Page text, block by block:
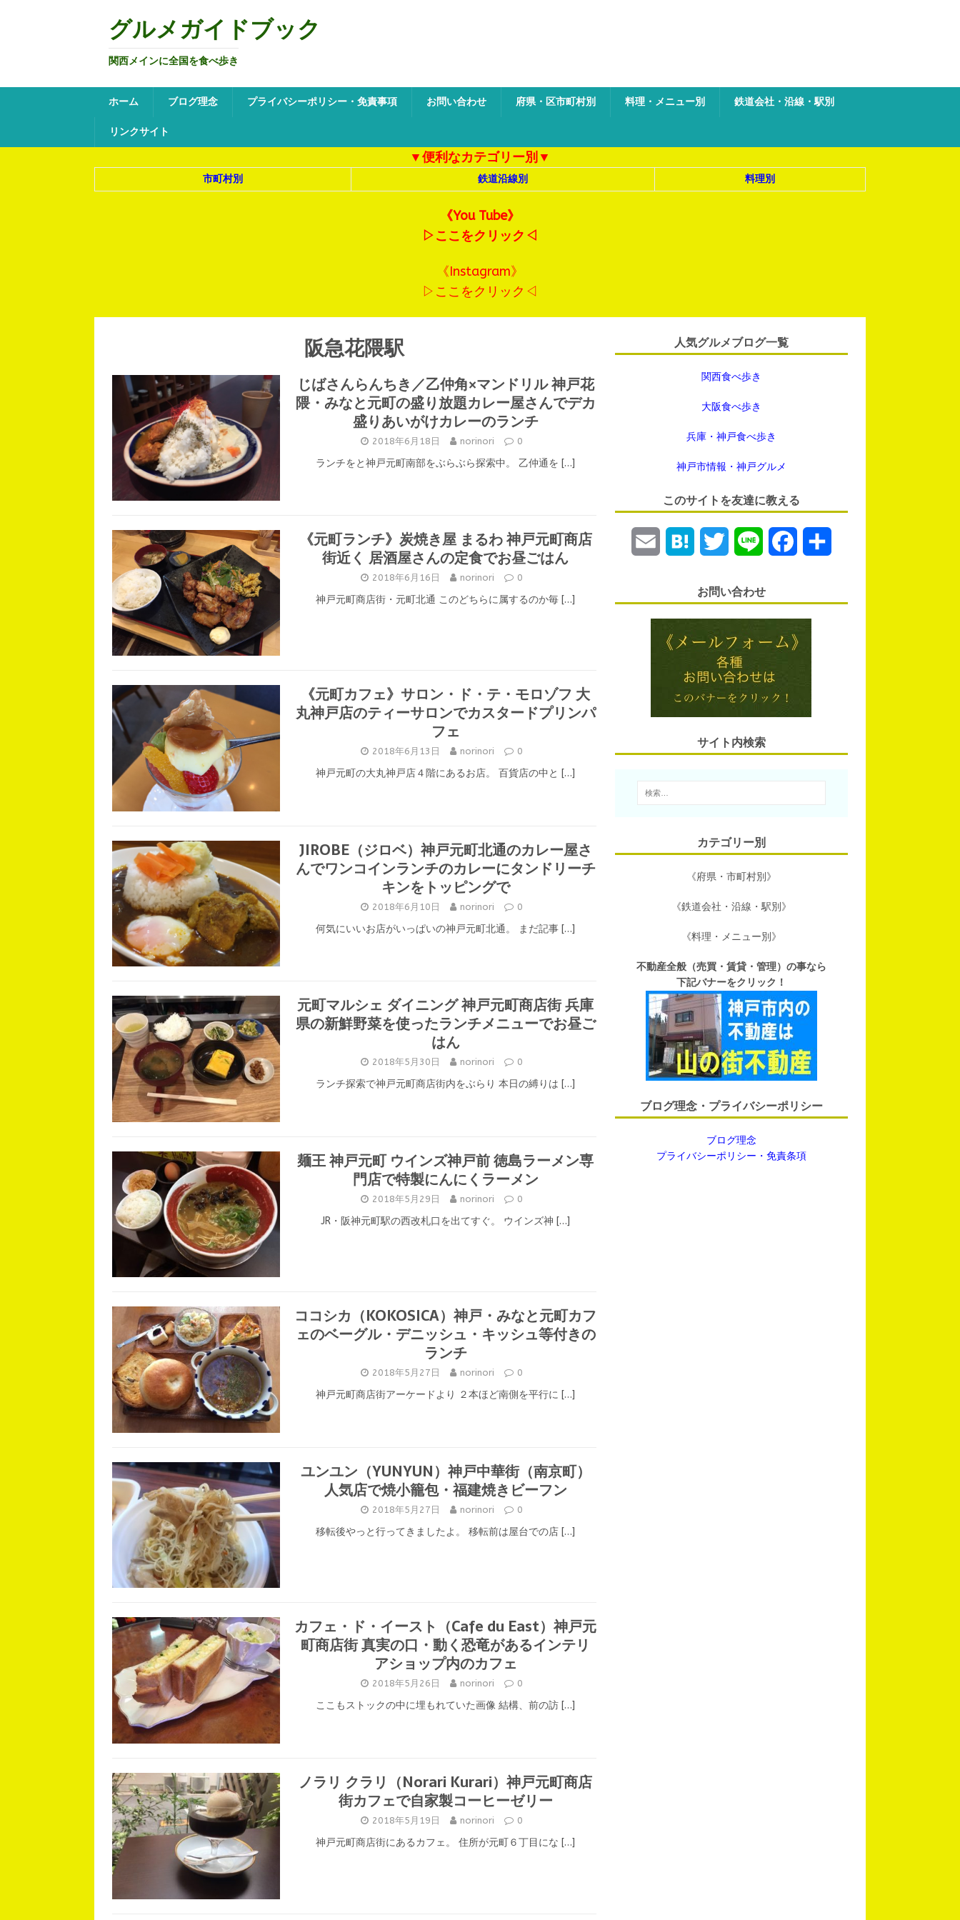
グルメガイドブック
関西メインに全国を食べ歩き
ホーム ブログ理念 プライバシーポリシー・免責事項 お問い合わせ 府県・区市町村別 料理・メニュー別 鉄道会社・沿線・駅別
リンクサイト
▼便利なカテゴリー別▼
市町村別 鉄道沿線別 料理別
《You Tube》
▷ここをクリック◁
《Instagram》
▷ここをクリック◁
阪急花隈駅
じばさんらんちき／乙仲角×マンドリル 神戸花
隈・みなと元町の盛り放題カレー屋さんでデカ
盛りあいがけカレーのランチ
2018年6月18日 norinori 0
ランチをと神戸元町南部をぶらぶら探索中。 乙仲通を […]
《元町ランチ》炭焼き屋 まるわ 神戸元町商店
街近く 居酒屋さんの定食でお昼ごはん
2018年6月16日 norinori 0
神戸元町商店街・元町北通 このどちらに属するのか毎 […]
《元町カフェ》サロン・ド・テ・モロゾフ 大
丸神戸店のティーサロンでカスタードプリンパ
フェ
2018年6月13日 norinori 0
神戸元町の大丸神戸店４階にあるお店。 百貨店の中と […]
JIROBE（ジロベ）神戸元町北通のカレー屋さ
んでワンコインランチのカレーにタンドリーチ
キンをトッピングで
2018年6月10日 norinori 0
何気にいいお店がいっぱいの神戸元町北通。 まだ記事 […]
元町マルシェ ダイニング 神戸元町商店街 兵庫
県の新鮮野菜を使ったランチメニューでお昼ご
はん
2018年5月30日 norinori 0
ランチ探索で神戸元町商店街内をぶらり 本日の縛りは […]
麺王 神戸元町 ウインズ神戸前 徳島ラーメン専
門店で特製にんにくラーメン
2018年5月29日 norinori 0
JR・阪神元町駅の西改札口を出てすぐ。 ウインズ神 […]
ココシカ（KOKOSICA）神戸・みなと元町カフ
ェのベーグル・デニッシュ・キッシュ等付きの
ランチ
2018年5月27日 norinori 0
神戸元町商店街アーケードより ２本ほど南側を平行に […]
ユンユン（YUNYUN）神戸中華街（南京町）
人気店で焼小籠包・福建焼きビーフン
2018年5月27日 norinori 0
移転後やっと行ってきましたよ。 移転前は屋台での店 […]
カフェ・ド・イースト（Cafe du East）神戸元
町商店街 真実の口・動く恐竜があるインテリ
アショップ内のカフェ
2018年5月26日 norinori 0
ここもストックの中に埋もれていた画像 結構、前の訪 […]
ノラリ クラリ（Norari Kurari）神戸元町商店
街カフェで自家製コーヒーゼリー
2018年5月19日 norinori 0
神戸元町商店街にあるカフェ。 住所が元町６丁目にな […]
人気グルメブログ一覧
関西食べ歩き
大阪食べ歩き
兵庫・神戸食べ歩き
神戸市情報・神戸グルメ
このサイトを友達に教える
t
a
i
t
e
n
お問い合わせ
サイト内検索
カテゴリー別
《府県・市町村別》
《鉄道会社・沿線・駅別》
《料理・メニュー別》
不動産全般（売買・賃貸・管理）の事なら
下記バナーをクリック！
ブログ理念・プライバシーポリシー
ブログ理念
プライバシーポリシー・免責条項